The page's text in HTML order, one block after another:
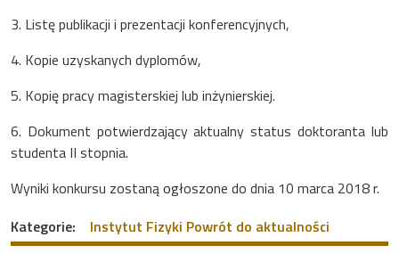
3. Listę publikacji i prezentacji konferencyjnych,
4. Kopie uzyskanych dyplomów,
5. Kopię pracy magisterskiej lub inżynierskiej.
6. Dokument potwierdzający aktualny status doktoranta lub
studenta II stopnia.
Wyniki konkursu zostaną ogłoszone do dnia 10 marca 2018 r.
Kategorie:
Instytut Fizyki Powrót do aktualności